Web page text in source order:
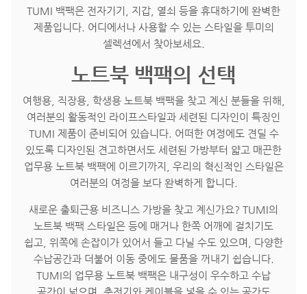
TUMI 백팩은 전자기기, 지갑, 열쇠 등을 휴대하기에 완벽한
제품입니다. 어디에서나 사용할 수 있는 스타일을 투미의
셀렉션에서 찾아보세요.
노트북 백팩의 선택
여행용, 직장용, 학생용 노트북 백팩을 찾고 계신 분들을 위해,
여러분의 활동적인 라이프스타일과 세련된 디자인이 특징인
TUMI 제품이 준비되어 있습니다. 어떠한 여정에도 견딜 수
있도록 디자인된 견고하면서도 세련된 가방부터 얇고 매끈한
업무용 노트북 백팩에 이르기까지, 우리의 혁신적인 스타일은
여러분의 여정을 보다 완벽하게 합니다.
새로운 출퇴근용 비즈니스 가방을 찾고 계신가요? TUMI의
노트북 백팩 스타일은 등에 매거나 한쪽 어깨에 걸치기도
쉽고, 위쪽에 손잡이가 있어서 들고 다닐 수도 있으며, 다양한
수납공간과 더불어 이동 중에도 물품을 꺼내기 쉽습니다.
TUMI의 업무용 노트북 백팩은 내구성이 우수하고 수납
공간이 넓으며, 충전기와 케이블을 넣을 수 있는 공간도